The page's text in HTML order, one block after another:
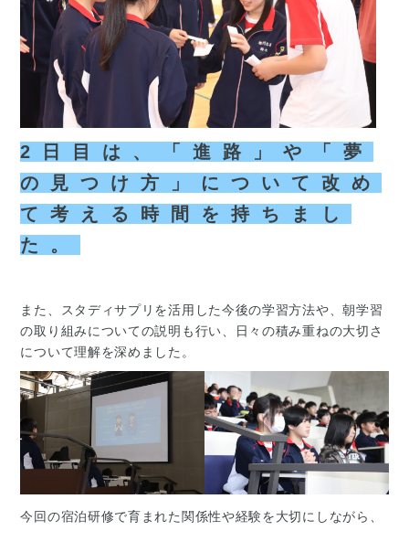
2日目は、「進路」や「夢
の見つけ方」について改め
て考える時間を持ちまし
た。
また、スタディサプリを活用した今後の学習方法や、朝学習
の取り組みについての説明も行い、日々の積み重ねの大切さ
について理解を深めました。
今回の宿泊研修で育まれた関係性や経験を大切にしながら、